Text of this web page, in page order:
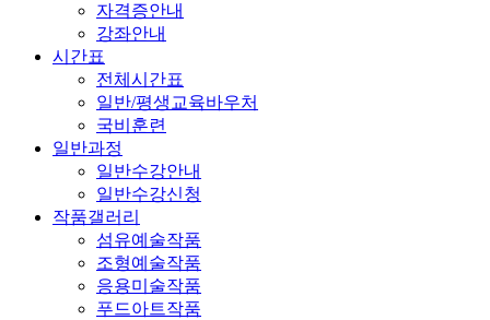
자격증안내
강좌안내
시간표
전체시간표
일반/평생교육바우처
국비훈련
일반과정
일반수강안내
일반수강신청
작품갤러리
섬유예술작품
조형예술작품
응용미술작품
푸드아트작품